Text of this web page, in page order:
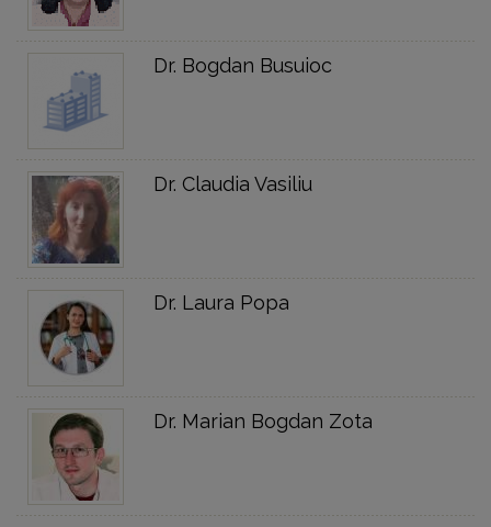
Dr. Bogdan Busuioc
Dr. Claudia Vasiliu
Dr. Laura Popa
Dr. Marian Bogdan Zota